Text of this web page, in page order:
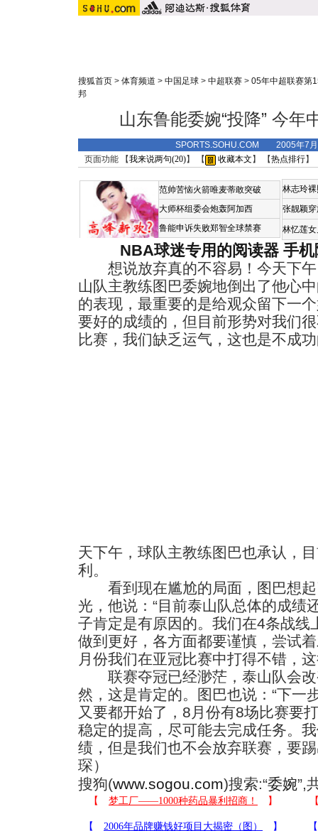
搜狐首页 > 体育频道 > 中国足球 > 中超联赛 > 05年中超联赛第
邦
山东鲁能委婉“投降” 今年
SPORTS.SOHU.COM 2005年7
页面功能 【我来说两句(20)】 【 收藏本文 】 【热点排行】
范帅苦恼火箭唯麦蒂敢突破
大师杯组委会炮轰阿加西
鲁能申诉失败郑智全球禁赛
林志玲
张靓颖
林忆莲
NBA球迷专用的阅读器 手
想说放弃真的不容易！今天下午
山队主教练图巴委婉地倒出了他心
的表现，最重要的是给观众留下一
要好的成绩的，但目前形势对我们
比赛，我们缺乏运气，这也是不成
天下午，球队主教练图巴也承认，
利。
看到现在尴尬的局面，图巴想起
光，他说：“目前泰山队总体的成绩
子肯定是有原因的。我们在4条战线
做到更好，各方面都要谨慎，尝试
月份我们在亚冠比赛中打得不错，
联赛夺冠已经渺茫，泰山队会改
然，这是肯定的。图巴也说：“下一
又要都开始了，8月份有8场比赛要
稳定的提高，尽可能去完成任务。
绩，但是我们也不会放弃联赛，要
琛）
搜狗(www.sogou.com)搜索:“委婉”,